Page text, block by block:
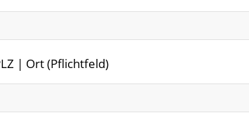
| Ort (Pflichtfeld)